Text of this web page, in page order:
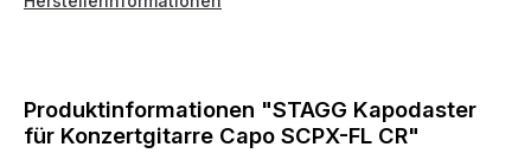
Produktinformationen "STAGG Kapodaster
für Konzertgitarre Capo SCPX-FL CR"